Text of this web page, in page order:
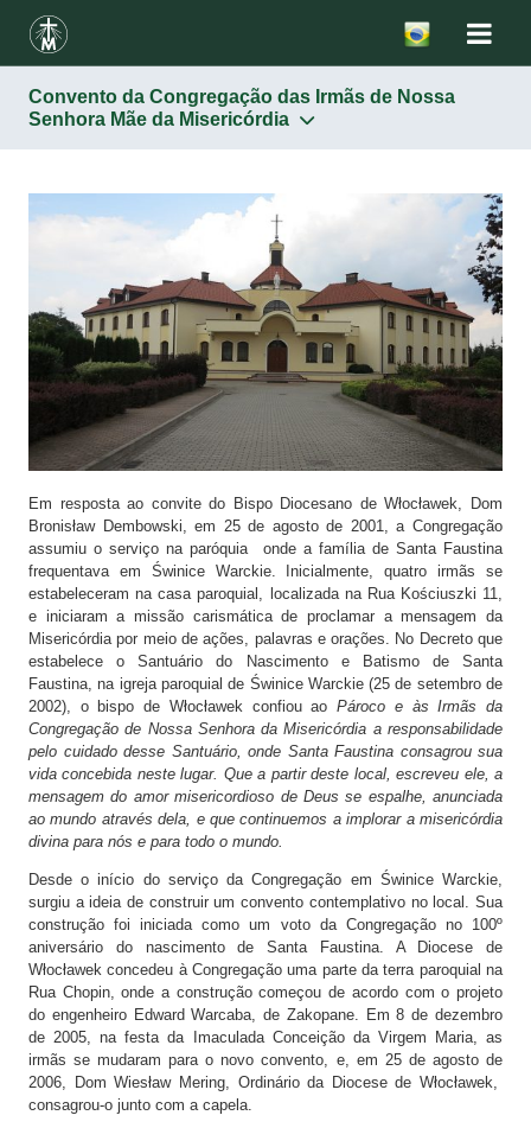
Convento da Congregação das Irmãs de Nossa
Senhora Mãe da Misericórdia
Igreja de São Casimiro
Casa da família de Santa Faustina em Głogowiec
Convento da Congregação das Irmãs de Nossa
Senhora Mãe da Misericórdia
Como chegar
Contato
Em resposta ao convite do Bispo Diocesano de Włocławek, Dom
Bronisław Dembowski, em 25 de agosto de 2001, a Congregação
assumiu o serviço na paróquia onde a família de Santa Faustina
frequentava em Świnice Warckie. Inicialmente, quatro irmãs se
estabeleceram na casa paroquial, localizada na Rua Kościuszki 11,
e iniciaram a missão carismática de proclamar a mensagem da
Misericórdia por meio de ações, palavras e orações. No Decreto que
estabelece o Santuário do Nascimento e Batismo de Santa
Faustina, na igreja paroquial de Świnice Warckie (25 de setembro de
2002), o bispo de Włocławek confiou aoPároco e às Irmãs da
Congregação de Nossa Senhora da Misericórdia a responsabilidade
pelo cuidado desse Santuário, onde Santa Faustina consagrou sua
vida concebida neste lugar. Que a partir deste local, escreveu ele, a
mensagem do amor misericordioso de Deus se espalhe, anunciada
ao mundo através dela, e que continuemos a implorar a misericórdia
divina para nós e para todo o mundo.
Desde o início do serviço da Congregação em Świnice Warckie,
surgiu a ideia de construir um convento contemplativo no local. Sua
construção foi iniciada como um voto da Congregação no 100º
aniversário do nascimento de Santa Faustina. A Diocese de
Włocławek concedeu à Congregação uma parte da terra paroquial na
Rua Chopin, onde a construção começou de acordo com o projeto
do engenheiro Edward Warcaba, de Zakopane. Em 8 de dezembro
de 2005, na festa da Imaculada Conceição da Virgem Maria, as
irmãs se mudaram para o novo convento, e, em 25 de agosto de
2006, Dom Wiesław Mering, Ordinário da Diocese de Włocławek,
consagrou-o junto com a capela.